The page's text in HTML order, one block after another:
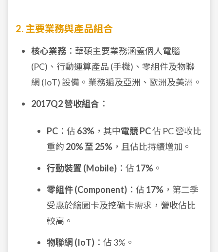
2. 主要業務與產品組合
核心業務 ：華碩主要業務涵蓋個人電腦
(PC)、行動運算產品 (手機)、零組件及物聯
網 (IoT) 設備。業務遍及亞洲、歐洲及美洲。
2017Q2 營收組合 ：
PC ：佔 63% ，其中電競 PC佔 PC 營收比
重約 20% 至 25% ，且佔比持續增加。
行動裝置 (Mobile) ：佔 17% 。
零組件 (Component) ：佔 17% ，第二季
受惠於繪圖卡及挖礦卡需求，營收佔比
較高。
物聯網 (IoT) ：佔 3%。